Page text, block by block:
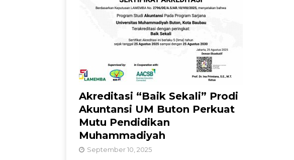
Dorong Inovasi Obat Inhalasi Berbasis Herbal
Akreditasi “Baik Sekali” Prodi
Akuntansi UM Buton Perkuat
Mutu Pendidikan
Muhammadiyah
September 10, 2025